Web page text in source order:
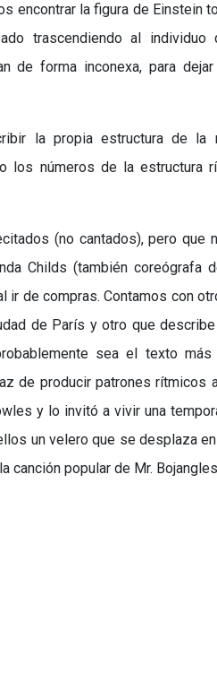
encontrar la figura de Einstein
trascendiendo al
de forma inconexa, para
la propia estructura de la
los números de la estructura
(no cantados), pero que
Childs (también coreógrafa
ir de compras. Contamos con
de París y otro que
sea el texto
de producir patrones rítmicos
y lo invitó a vivir una
un velero que se desplaza
canción popular de Mr.